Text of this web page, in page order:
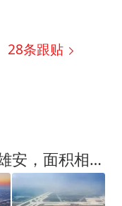
28条跟贴
中国投资了6700多亿建设雄安，面积相当于3个纽约，如今咋样了？